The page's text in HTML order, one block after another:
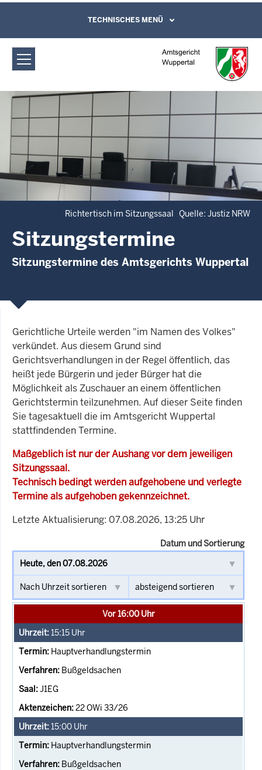
Amtsgericht Wuppertal:
Sitzungstermine
Direkt zum Inhalt
Leichte Sprache, Gebärdensprachenvideo
und Kontaktformular
TECHNISCHES MENÜ
Richtertisch im Sitzungssaal Quelle: Justiz NRW
Sitzungstermine
Sitzungstermine des Amtsgerichts Wuppertal
Gerichtliche Urteile werden "im Namen des Volkes"
verkündet. Aus diesem Grund sind
Gerichtsverhandlungen in der Regel öffentlich, das
heißt jede Bürgerin und jeder Bürger hat die
Möglichkeit als Zuschauer an einem öffentlichen
Gerichtstermin teilzunehmen. Auf dieser Seite finden
Sie tagesaktuell die im Amtsgericht Wuppertal
stattfindenden Termine.
Maßgeblich ist nur der Aushang vor dem jeweiligen
Sitzungssaal.
Technisch bedingt werden aufgehobene und verlegte
Termine als aufgehoben gekennzeichnet.
Letzte Aktualisierung: 07.08.2026, 13:25 Uhr
Datum und Sortierung
Vor 16:00 Uhr
15:15 Uhr
Hauptverhandlungstermin
Bußgeldsachen
J1EG
22 OWi 33/26
15:00 Uhr
Hauptverhandlungstermin
Bußgeldsachen